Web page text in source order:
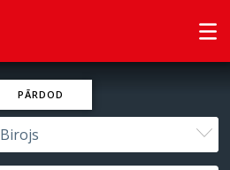
PĀRDOD
Birojs